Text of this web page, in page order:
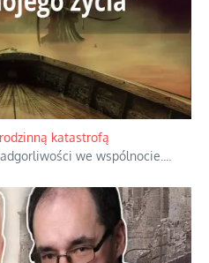
objawienia
wizerunku Maryi,
i bardziej surową treść jej